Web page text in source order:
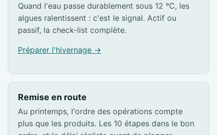
Quand l'eau passe durablement sous 12 °C, les
algues ralentissent : c'est le signal. Actif ou
passif, la check-list complète.
Préparer l'hivernage →
Remise en route
Au printemps, l'ordre des opérations compte
plus que les produits. Les 10 étapes dans le bon